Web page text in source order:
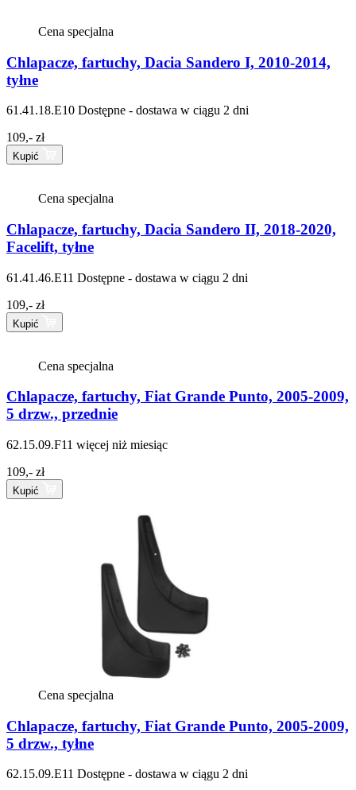
Cena specjalna
Chlapacze, fartuchy, Dacia Sandero I, 2010-2014,
tyłne
61.41.18.E10 Dostępne - dostawa w ciągu 2 dni
109,- zł
Kupić
Cena specjalna
Chlapacze, fartuchy, Dacia Sandero II, 2018-2020,
Facelift, tyłne
61.41.46.E11 Dostępne - dostawa w ciągu 2 dni
109,- zł
Kupić
Cena specjalna
Chlapacze, fartuchy, Fiat Grande Punto, 2005-2009,
5 drzw., przednie
62.15.09.F11 więcej niż miesiąc
109,- zł
Kupić
Cena specjalna
Chlapacze, fartuchy, Fiat Grande Punto, 2005-2009,
5 drzw., tyłne
62.15.09.E11 Dostępne - dostawa w ciągu 2 dni